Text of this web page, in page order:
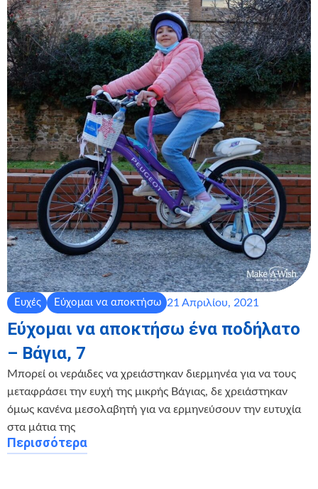
Ευχές Εύχομαι να αποκτήσω 21 Απριλίου, 2021
Εύχομαι να αποκτήσω ένα ποδήλατο
– Βάγια, 7
Μπορεί οι νεράιδες να χρειάστηκαν διερμηνέα για να τους
μεταφράσει την ευχή της μικρής Βάγιας, δε χρειάστηκαν
όμως κανένα μεσολαβητή για να ερμηνεύσουν την ευτυχία
στα μάτια της
Περισσότερα